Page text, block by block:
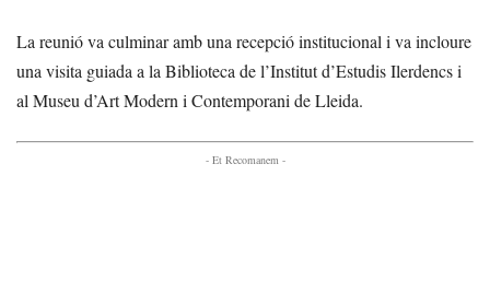
La reunió va culminar amb una recepció institucional i va incloure
una visita guiada a la Biblioteca de l’Institut d’Estudis Ilerdencs i
al Museu d’Art Modern i Contemporani de Lleida.
- Et Recomanem -